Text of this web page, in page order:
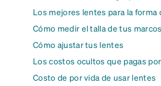
Los mejores lentes para la forma
Cómo medir el talla de tus marcos
Cómo ajustar tus lentes
Los costos ocultos que pagas
Costo de por vida de usar lentes